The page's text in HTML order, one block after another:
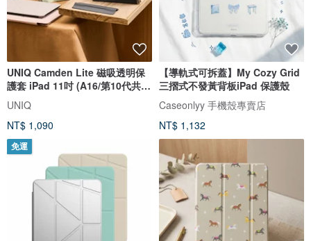
UNIQ Camden Lite 磁吸透明保
護套 iPad 11吋 (A16/第10代共
用)
UNIQ
NT$ 1,090
【導軌式可拆蓋】My Cozy Grid
三摺式不發黃背板iPad 保護殼
Caseonlyy 手機殼專賣店
NT$ 1,132
免運